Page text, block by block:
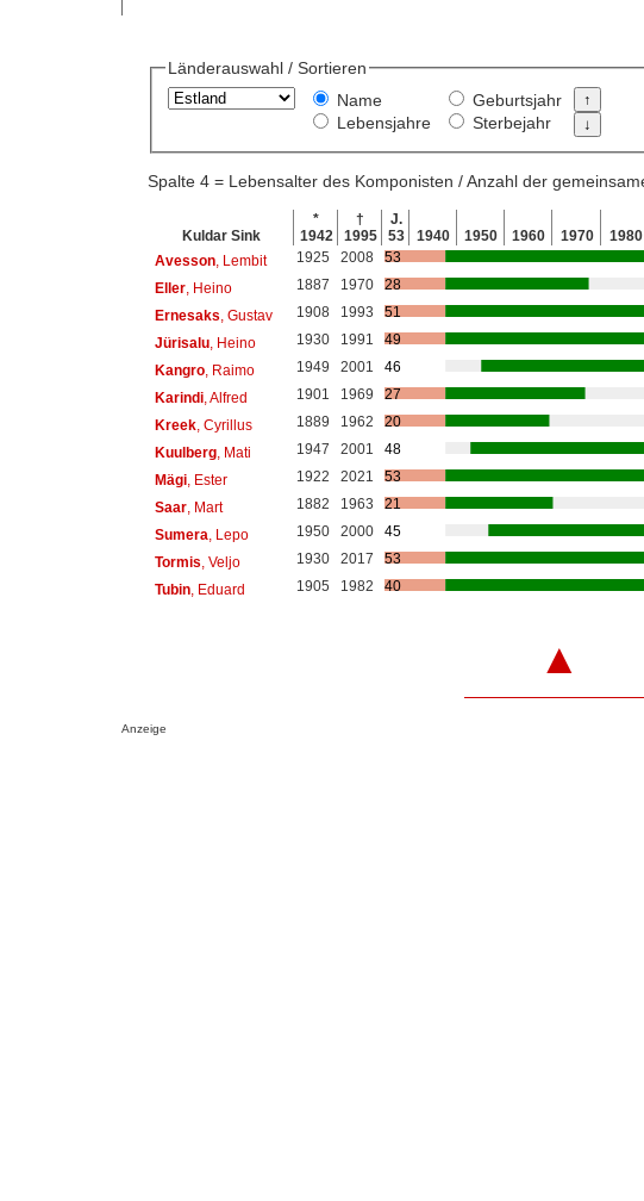
Länderauswahl / Sortieren
Name
Lebensjahre
Geburtsjahr
Sterbejahr
Spalte 4 = Lebensalter des Komponisten / Anzahl der
Kuldar Sink
*
1942
†
1995
J.
53
1940 1950 1960 1970 1980
Avesson, Lembit 1925 2008
53
Eller, Heino 1887 1970
28
Ernesaks , Gustav 1908 1993
51
Jürisalu, Heino 1930 1991
49
Kangro, Raimo 1949 2001
46
Karindi, Alfred 1901 1969
27
Kreek, Cyrillus 1889 1962
20
Kuulberg, Mati 1947 2001
48
Mägi, Ester 1922 2021
53
Saar, Mart 1882 1963
21
Sumera , Lepo 1950 2000
45
Tormis , Veljo 1930 2017
53
Tubin, Eduard 1905 1982 40
▲
Anzeige